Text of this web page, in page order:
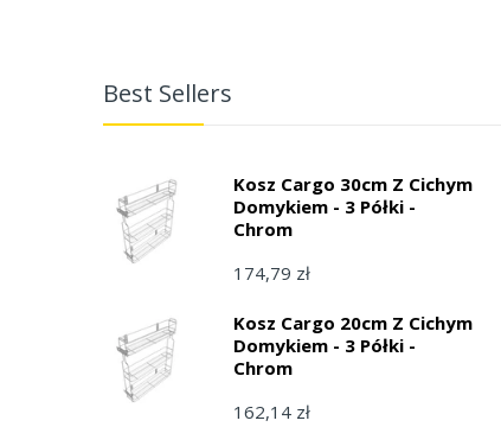
Best Sellers
Kosz Cargo 30cm Z Cichym
Domykiem - 3 Półki -
Chrom
174,79 zł
Kosz Cargo 20cm Z Cichym
Domykiem - 3 Półki -
Chrom
162,14 zł